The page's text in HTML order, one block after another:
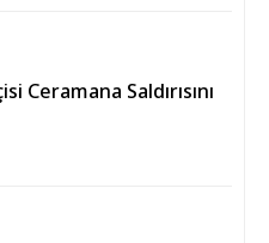
Ceramana Saldırısını